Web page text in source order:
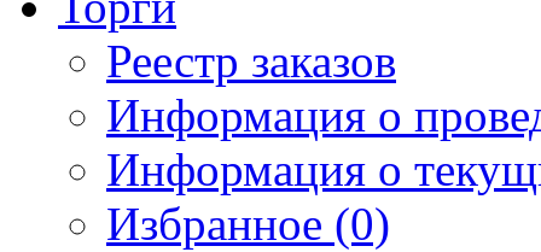
Реестр заказов
Информация о
Информация о
Избранное (0)